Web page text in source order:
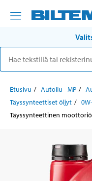
Etusivu Autoilu - MP
Täyssynteettiset öljyt
Täyssynteettinen